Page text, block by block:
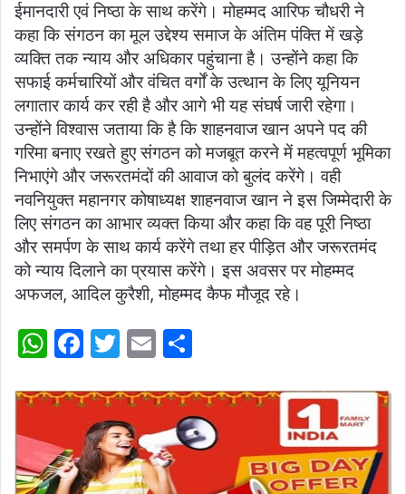
ईमानदारी एवं निष्ठा के साथ करेंगे। मोहम्मद आरिफ चौधरी ने
कहा कि संगठन का मूल उद्देश्य समाज के अंतिम पंक्ति में खड़े
व्यक्ति तक न्याय और अधिकार पहुंचाना है। उन्होंने कहा कि
सफाई कर्मचारियों और वंचित वर्गों के उत्थान के लिए यूनियन
लगातार कार्य कर रही है और आगे भी यह संघर्ष जारी रहेगा।
उन्होंने विश्वास जताया कि है कि शाहनवाज खान अपने पद की
गरिमा बनाए रखते हुए संगठन को मजबूत करने में महत्वपूर्ण भूमिका
निभाएंगे और जरूरतमंदों की आवाज को बुलंद करेंगे। वही
नवनियुक्त महानगर कोषाध्यक्ष शाहनवाज खान ने इस जिम्मेदारी के
लिए संगठन का आभार व्यक्त किया और कहा कि वह पूरी निष्ठा
और समर्पण के साथ कार्य करेंगे तथा हर पीड़ित और जरूरतमंद
को न्याय दिलाने का प्रयास करेंगे। इस अवसर पर मोहम्मद
अफजल, आदिल कुरैशी, मोहम्मद कैफ मौजूद रहे‌।
W
at
A
F
c
e
b
T
itt
er
E
ai
l
ar
e